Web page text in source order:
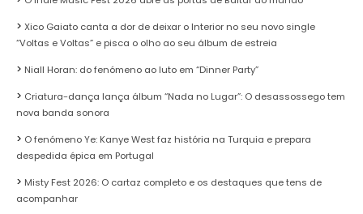
Xico Gaiato canta a dor de deixar o Interior no seu novo single
“Voltas e Voltas” e pisca o olho ao seu álbum de estreia
Niall Horan: do fenómeno ao luto em “Dinner Party”
Criatura-dança lança álbum “Nada no Lugar”: O desassossego tem
nova banda sonora
O fenómeno Ye: Kanye West faz história na Turquia e prepara
despedida épica em Portugal
Misty Fest 2026: O cartaz completo e os destaques que tens de
acompanhar